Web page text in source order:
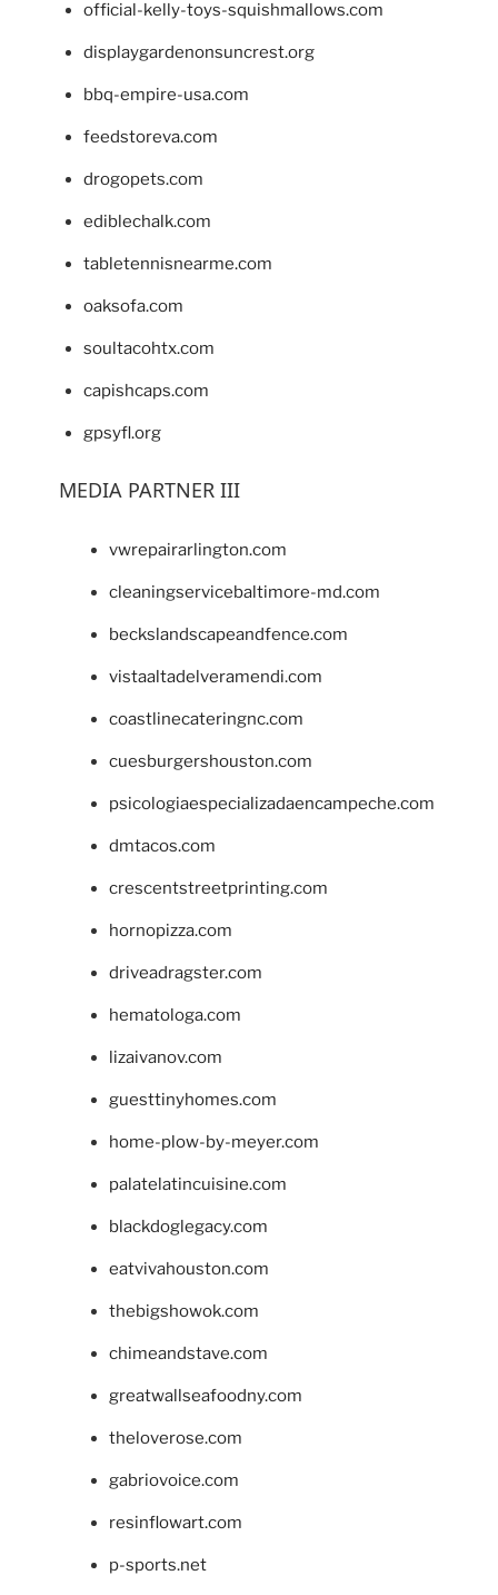
official-kelly-toys-squishmallows.com
displaygardenonsuncrest.org
bbq-empire-usa.com
feedstoreva.com
drogopets.com
ediblechalk.com
tabletennisnearme.com
oaksofa.com
soultacohtx.com
capishcaps.com
gpsyfl.org
MEDIA PARTNER III
vwrepairarlington.com
cleaningservicebaltimore-md.com
beckslandscapeandfence.com
vistaaltadelveramendi.com
coastlinecateringnc.com
cuesburgershouston.com
psicologiaespecializadaencampeche.com
dmtacos.com
crescentstreetprinting.com
hornopizza.com
driveadragster.com
hematologa.com
lizaivanov.com
guesttinyhomes.com
home-plow-by-meyer.com
palatelatincuisine.com
blackdoglegacy.com
eatvivahouston.com
thebigshowok.com
chimeandstave.com
greatwallseafoodny.com
theloverose.com
gabriovoice.com
resinflowart.com
p-sports.net